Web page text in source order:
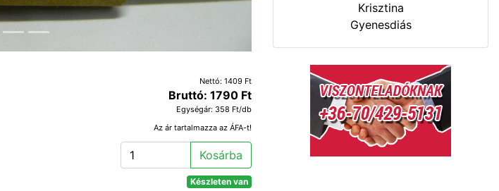
Nettó: 1409 Ft
Bruttó: 1790 Ft
Egységár: 358 Ft/db
Az ár tartalmazza az ÁFA-t!
Kosárba
Készleten van
Krisztina
Gyenesdiás